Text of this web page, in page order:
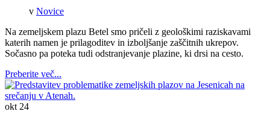
v Novice
Na zemeljskem plazu Betel smo pričeli z geološkimi raziskavami
katerih namen je prilagoditev in izboljšanje zaščitnih ukrepov.
Sočasno pa poteka tudi odstranjevanje plazine, ki drsi na cesto.
Preberite več...
okt 24